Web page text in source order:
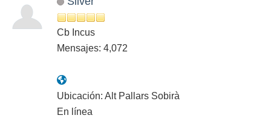
Cb Incus
Mensajes: 4,072
Ubicación: Alt Pallars Sobirà
En línea